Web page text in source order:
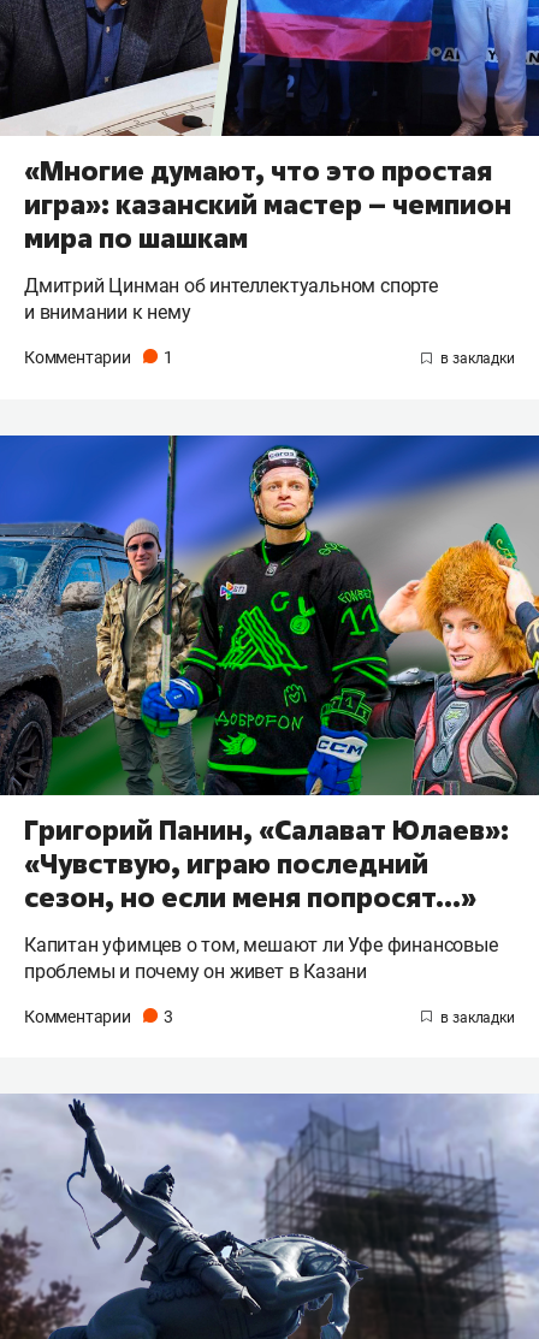
«Многие думают, что это простая
игра»: казанский мастер – чемпион
мира по шашкам
Дмитрий Цинман об интеллектуальном спорте
и внимании к нему
Комментарии 1
Григорий Панин, «Салават Юлаев»:
«Чувствую, играю последний
сезон, но если меня попросят…»
Капитан уфимцев о том, мешают ли Уфе финансовые
проблемы и почему он живет в Казани
Комментарии 3